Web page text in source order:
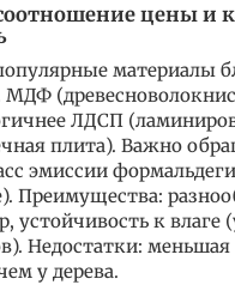
цены и
материалы
МДФ
ЛДСП
плита). Важно
эмиссии
Преимущества:
устойчивость к влаге
Недостатки: меньшая
у дерева.